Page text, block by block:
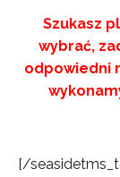
Szukasz
wybrać,
odpowiedni
[/